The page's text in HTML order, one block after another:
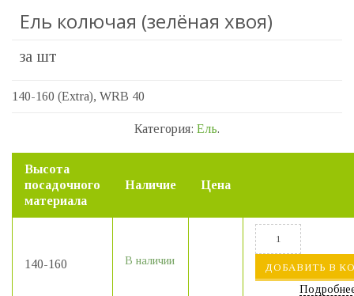
Ель колючая (зелёная хвоя)
за шт
140-160 (Extra), WRB 40
Категория: Ель.
Высота
посадочного
материала
Наличие Цена
140-160 В наличии
ДОБАВИТЬ В